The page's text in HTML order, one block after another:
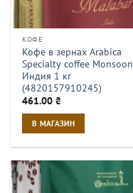
КОФЕ
Кофе в зернах Arabica
Specialty coffee Monsoon
Индия 1 кг
(4820157910245)
461.00₴
В МАГАЗИН